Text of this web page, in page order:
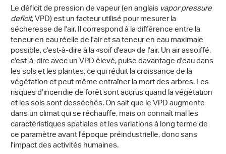
Le déficit de pression de vapeur (en anglaisvapor pressure
deficit, VPD) est un facteur utilisé pour mesurer la
sécheresse de l'air. Il correspond à la différence entre la
teneur en eau réelle de l'air et sa teneur en eau maximale
possible, c'est-à-dire à la «soif d'eau» de l'air. Un air assoiffé,
c'est-à-dire avec un VPD élevé, puise davantage d'eau dans
les sols et les plantes, ce qui réduit la croissance de la
végétation et peut même entraîner la mort des arbres. Les
risques d’incendie de forêt sont accrus quand la végétation
et les sols sont desséchés. On sait que le VPD augmente
dans un climat qui se réchauffe, mais on connaît mal les
caractéristiques spatiales et les variations à long terme de
ce paramètre avant l'époque préindustrielle, donc sans
l'impact des activités humaines.